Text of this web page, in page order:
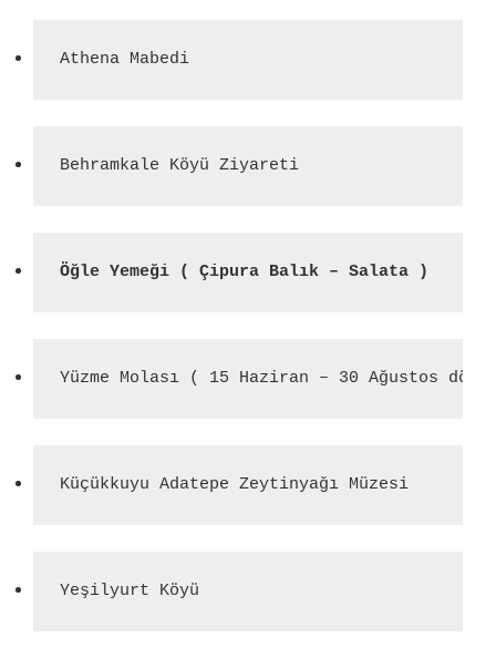
Athena Mabedi
Behramkale Köyü Ziyareti
Öğle Yemeği ( Çipura Balık – Salata )
Yüzme Molası ( 15 Haziran – 30 Ağustos
Küçükkuyu Adatepe Zeytinyağı Müzesi
Yeşilyurt Köyü